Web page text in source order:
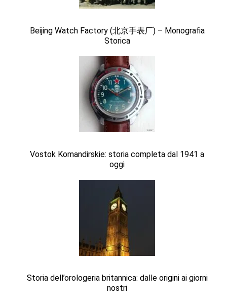
Beijing Watch Factory (北京手表厂) – Monografia
Storica
Vostok Komandirskie: storia completa dal 1941 a
oggi
Storia dell’orologeria britannica: dalle origini ai giorni
nostri